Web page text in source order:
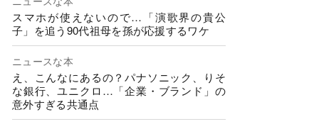
スマホが使えないので…「演歌界の貴公
子」を追う90代祖母を孫が応援するワケ
ニュースな本
え、こんなにあるの？パナソニック、りそ
な銀行、ユニクロ…「企業・ブランド」の
意外すぎる共通点